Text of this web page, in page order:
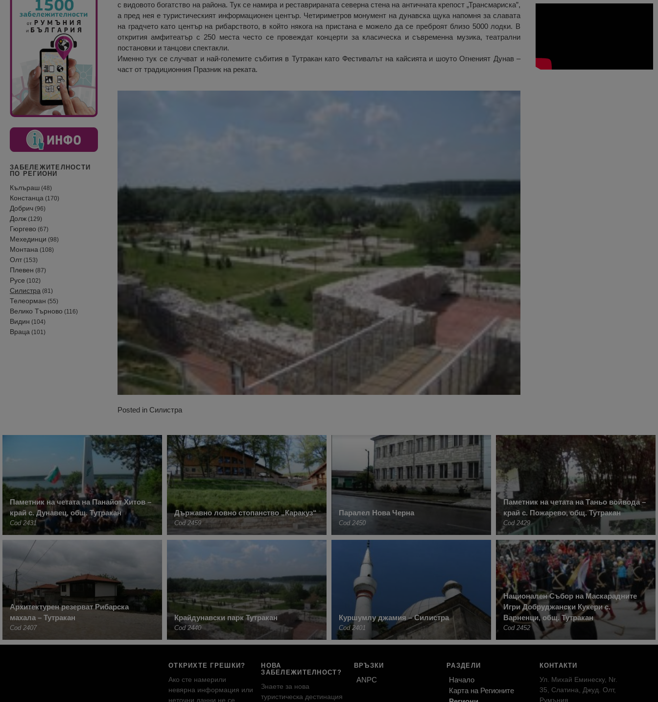
ЗАБЕЛЕЖИТЕЛНОСТИ
ПО РЕГИОНИ
Кълъраш (48)
Констанца (170)
Добрич (96)
Долж (129)
Гюргево (67)
Мехединци (98)
Монтана (108)
Олт (153)
Плевен (87)
Русе (102)
Силистра (81)
Телеорман (55)
Велико Търново (116)
Видин (104)
Враца (101)
с видовото богатство на района. Тук се намира и реставрираната северна стена на античната крепост „Трансмариска”,
а пред нея е туристическият информационен център. Четириметров монумент на дунавска щука напомня за славата
на градчето като център на рибарството, в който някога на пристана е можело да се преброят близо 5000 лодки. В
открития амфитеатър с 250 места често се провеждат концерти за класическа и съвременна музика, театрални
постановки и танцови спектакли.
Именно тук се случват и най-големите събития в Тутракан като Фестивалът на кайсията и шоуто Огненият Дунав –
част от традиционния Празник на реката.
Posted in Силистра
Паметник на четата на Панайот Хитов –
край с. Дунавец, общ. Тутракан
Cod 2431
Държавно ловно стопанство „Каракуз“
Cod 2459
Паралел Нова Черна
Cod 2450
Паметник на четата на Таньо войвода –
край с. Пожарево, общ. Тутракан
Cod 2429
Архитектурен резерват Рибарска
махала – Тутракан
Cod 2407
Крайдунавски парк Тутракан
Cod 2440
Куршумлу джамия – Силистра
Cod 2401
Национален Събор на Маскарадните
Игри Добруджански Кукери с.
Варненци, общ. Тутракан
Cod 2452
ОТКРИХТЕ ГРЕШКИ?
Ако сте намерили
невярна информация или
неточни данни не се
НОВА
ЗАБЕЛЕЖИТЕЛНОСТ?
Знаете за нова
туристическа дестинация
ВРЪЗКИ
ANPC
РАЗДЕЛИ
Начало
Карта на Регионите
КОНТАКТИ
Ул. Михай Еминеску, Nr.
35, Слатина, Джуд. Олт,
Румъния